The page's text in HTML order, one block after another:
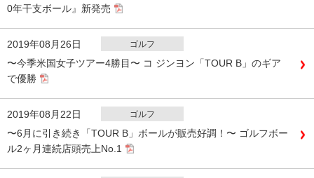
0年干支ボール』新発売
2019年08月26日 ゴルフ
〜今季米国女子ツアー4勝目〜 コ ジンヨン「TOUR B」のギア
で優勝
2019年08月22日 ゴルフ
〜6月に引き続き「TOUR B」ボールが販売好調！〜 ゴルフボー
ル2ヶ月連続店頭売上No.1